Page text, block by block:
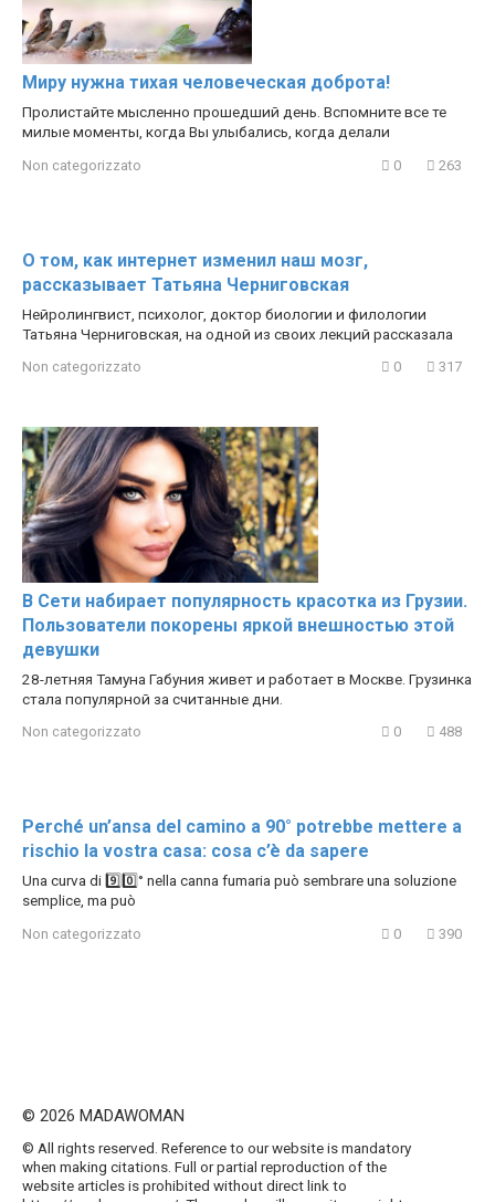
Миру нужна тихая человеческая доброта!
Пролистайте мысленно прошедший день. Вспомните все те
милые моменты, когда Вы улыбались, когда делали
Non categorizzato 0 263
О том, как интернет изменил наш мозг,
рассказывает Татьяна Черниговская
Нейролингвист, психолог, доктор биологии и филологии
Татьяна Черниговская, на одной из своих лекций рассказала
Non categorizzato 0 317
В Сети набирает популярность красотка из Грузии.
Пользователи покорены яркой внешностью этой
девушки
28-летняя Тамуна Габуния живет и работает в Москве. Грузинка
стала популярной за считанные дни.
Non categorizzato 0 488
Perché un’ansa del camino a 90° potrebbe mettere a
rischio la vostra casa: cosa c’è da sapere
Una curva di 9️⃣0️⃣° nella canna fumaria può sembrare una soluzione
semplice, ma può
Non categorizzato 0 390
© 2026 MADAWOMAN
© All rights reserved. Reference to our website is mandatory
when making citations. Full or partial reproduction of the
website articles is prohibited without direct link to